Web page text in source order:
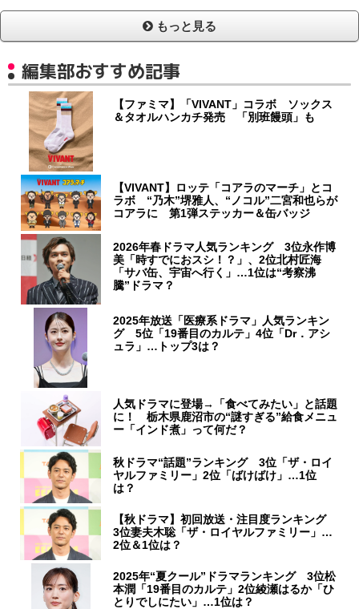
もっと見る
編集部おすすめ記事
【ファミマ】「VIVANT」コラボ ソックス
＆タオルハンカチ発売 「別班饅頭」も
【VIVANT】ロッテ「コアラのマーチ」とコ
ラボ “乃木”堺雅人、“ノコル”二宮和也らが
コアラに 第1弾ステッカー＆缶バッジ
2026年春ドラマ人気ランキング 3位永作博
美「時すでにおスシ！？」、2位北村匠海
「サバ缶、宇宙へ行く」…1位は“考察沸
騰”ドラマ？
2025年放送「医療系ドラマ」人気ランキン
グ 5位「19番目のカルテ」4位「Dr．アシ
ュラ」…トップ3は？
人気ドラマに登場→「食べてみたい」と話題
に！ 栃木県鹿沼市の“謎すぎる”給食メニュ
ー「インド煮」って何だ？
秋ドラマ“話題”ランキング 3位「ザ・ロイ
ヤルファミリー」2位「ばけばけ」…1位
は？
【秋ドラマ】初回放送・注目度ランキング
3位妻夫木聡「ザ・ロイヤルファミリー」…
2位＆1位は？
2025年“夏クール”ドラマランキング 3位松
本潤「19番目のカルテ」2位綾瀬はるか「ひ
とりでしにたい」…1位は？